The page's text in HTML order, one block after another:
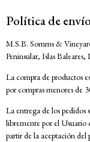
Política de
M.S.B. Somms &
Peninsular, Islas
La compra de productos
por compras menores de
La entrega de los pedidos
libremente por el Usuario
partir de la aceptación